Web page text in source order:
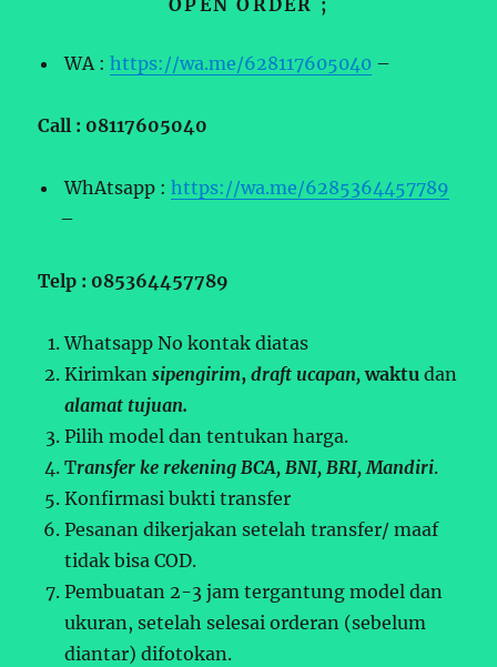
OPEN ORDER ;
WA :https://wa.me/628117605040 –
Call : 08117605040
WhAtsapp :https://wa.me/6285364457789
–
Telp : 085364457789
Whatsapp No kontak diatas
Kirimkansipengirim,draft ucapan,waktudan
alamat tujuan.
Pilih model dan tentukan harga.
Transfer ke rekening BCA, BNI, BRI, Mandiri.
Konfirmasi bukti transfer
Pesanan dikerjakan setelah transfer/ maaf
tidak bisa COD.
Pembuatan 2-3 jam tergantung model dan
ukuran, setelah selesai orderan (sebelum
diantar) difotokan.